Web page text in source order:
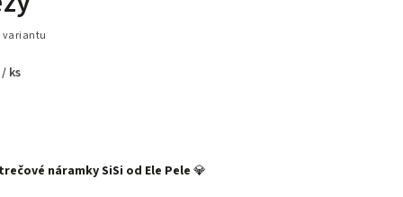
variantu
/ ks
náramky SiSi od Ele Pele 💎